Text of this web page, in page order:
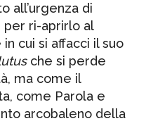
all’urgenza di
per ri-aprirlo al
cui si affacci il suo
che si perde
ma come il
come Parola e
arcobaleno della